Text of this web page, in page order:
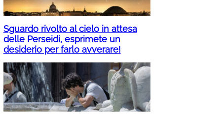
Sguardo rivolto al cielo in attesa
delle Perseidi, esprimete un
desiderio per farlo avverare!